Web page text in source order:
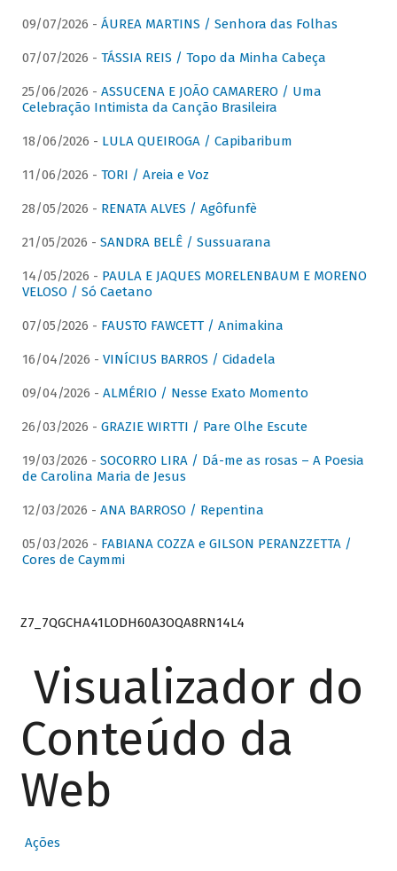
09/07/2026 - ÁUREA MARTINS / Senhora das Folhas
07/07/2026 - TÁSSIA REIS / Topo da Minha Cabeça
25/06/2026 - ASSUCENA E JOÃO CAMARERO / Uma
Celebração Intimista da Canção Brasileira
18/06/2026 - LULA QUEIROGA / Capibaribum
11/06/2026 - TORI / Areia e Voz
28/05/2026 - RENATA ALVES / Agôfunfè
21/05/2026 - SANDRA BELÊ / Sussuarana
14/05/2026 - PAULA E JAQUES MORELENBAUM E MORENO
VELOSO / Só Caetano
07/05/2026 - FAUSTO FAWCETT / Animakina
16/04/2026 - VINÍCIUS BARROS / Cidadela
09/04/2026 - ALMÉRIO / Nesse Exato Momento
26/03/2026 - GRAZIE WIRTTI / Pare Olhe Escute
19/03/2026 - SOCORRO LIRA / Dá-me as rosas – A Poesia
de Carolina Maria de Jesus
12/03/2026 - ANA BARROSO / Repentina
05/03/2026 - FABIANA COZZA e GILSON PERANZZETTA /
Cores de Caymmi
Z7_7QGCHA41LODH60A3OQA8RN14L4
Visualizador do
Conteúdo da
Web
Ações